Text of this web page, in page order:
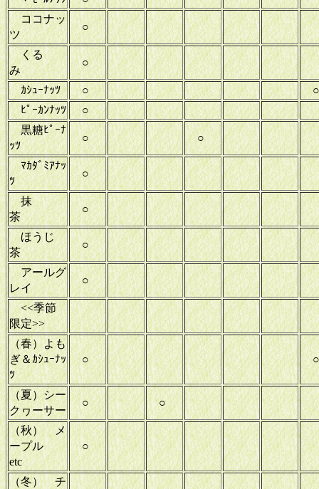
ココナッ
ツ
○
くる
み
○
ｶｼｭｰﾅｯﾂ ○
ﾋﾟｰｶﾝﾅｯﾂ ○
黒糖ﾋﾟｰﾅ
ｯﾂ
○ ○
ﾏｶﾀﾞﾐｱﾅｯ
ﾂ
○
抹
茶
○
ほうじ
茶
○
アールグ
レイ
○
<<季節
限定>>
（春）よも
ぎ＆ｶｼｭｰﾅｯ
ﾂ
○
（夏）シー
クヮーサー
○ ○
（秋） メ
ープル
etc
○
（冬） チ